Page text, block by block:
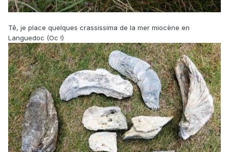
Tê, je place quelques crassissima de la mer miocène en
Languedoc (Oc !)